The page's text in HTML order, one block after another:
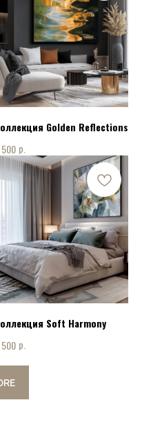
Golden Reflections
р.
Soft Harmony
р.